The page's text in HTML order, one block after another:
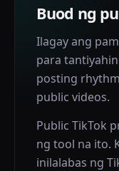
Buod ng
Ilagay ang
para
posting
public videos.
Public TikTok
ng tool na ito.
inilalabas ng